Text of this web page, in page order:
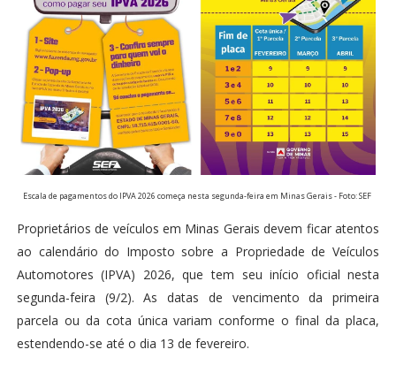
Escala de pagamentos do IPVA 2026 começa nesta segunda-feira em Minas Gerais - Foto: SEF
Proprietários de veículos em Minas Gerais devem ficar atentos
ao calendário do Imposto sobre a Propriedade de Veículos
Automotores (IPVA) 2026, que tem seu início oficial nesta
segunda-feira (9/2). As datas de vencimento da primeira
parcela ou da cota única variam conforme o final da placa,
estendendo-se até o dia 13 de fevereiro.